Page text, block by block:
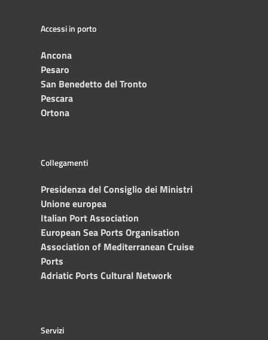
Accessi in porto
Ancona
Pesaro
San Benedetto del Tronto
Pescara
Ortona
Collegamenti
Presidenza del Consiglio dei Ministri
Unione europea
Italian Port Association
European Sea Ports Organisation
Association of Mediterranean Cruise
Ports
Adriatic Ports Cultural Network
Servizi